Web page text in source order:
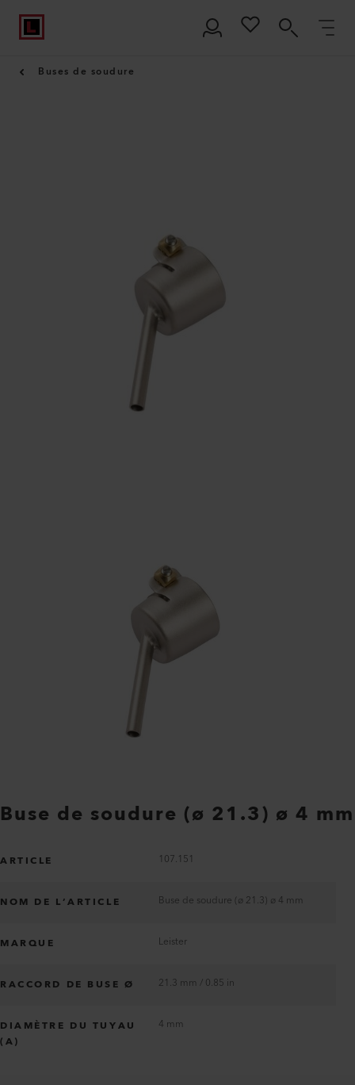
Buses de soudure
Buse de soudure (ø 21.3) ø 4 mm
ARTICLE 107.151
NOM DE L’ARTICLE Buse de soudure (ø 21.3) ø 4 mm
MARQUE Leister
RACCORD DE BUSE Ø 21.3 mm / 0.85 in
DIAMÈTRE DU TUYAU
(A)
4 mm